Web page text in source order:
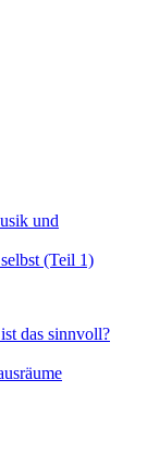
und
(Teil 1)
das sinnvoll?